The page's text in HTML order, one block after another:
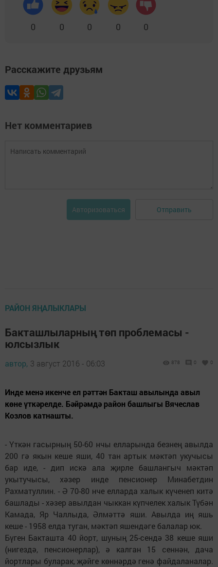
0 0 0 0 0
Расскажите друзьям
Нет комментариев
Авторизоваться Отправить
РАЙОН ЯҢАЛЫКЛАРЫ
Бакташлыларның төп проблемасы -
юлсызлык
автор, 3 август 2016 - 06:03 878 0 0
Инде менә икенче ел рәттән Бакташ авылында авыл
көне үткәрелде. Бәйрәмдә район башлыгы Вячеслав
Козлов катнашты.
- Үткән гасырның 50-60 нчы елларында безнең авылда
200 гә якын кеше яши, 40 тан артык мәктәп укучысы
бар иде, - дип искә ала җирле башлангыч мәктәп
укытучысы, хәзер инде пенсионер Минабетдин
Рахматуллин. - Ә 70-80 нче елларда халык күченеп китә
башлады - хәзер авылдан чыккан күпчелек халык Түбән
Камада, Яр Чаллыда, Әлмәттә яши. Авылда иң яшь
кеше - 1958 елда туган, мәктәп яшендәге балалар юк.
Бүген Бакташта 40 йорт, шуның 25-сендә 38 кеше яши
(нигездә, пенсионерлар), ә калган 15 сеннән, дача
йортлары буларак, җәйге көннәрдә генә файдаланалар.